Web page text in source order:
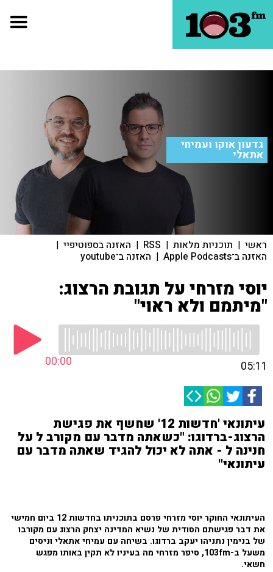
גדעון אוקו ועמיחי
אתאלי
ראשי | תוכניות מלאות |
RSS
| האזנה בספוטיפיי |
האזנה ב־Apple Podcasts | האזנה ב־youtube
יוסי מזרחי על תגובת הרצוג:
"מיתמם ולא ראוי"
00:00 05:11
עיתונאי 'חדשות 12' שחשף את פגישת
הרצוג-ברדוגו: "כשאתה מדבר עם מקורב ל על
חנינה ל - אתה לא יכול להגיד שאתה מדבר עם
עיתונאי"
העיתונאי החוקר יוסי מזרחי פרסם בתוכניתו בחדשות 12 ביום חמישי
את דבר פגישתם הסודית של נשיא המדינה יצחק הרצוג עם מקורבו
של בנימין נתניהו יעקב ברדוגו. בשיחה עם עמיחי אתאלי וניסים
משעל ב-103fm, סיפר מזרחי מה בעיניו לא תקין באותו מפגש
חשאי.